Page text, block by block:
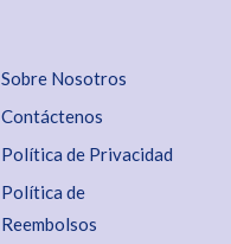
Sobre Nosotros
Contáctenos
Política de Privacidad
Política de
Reembolsos